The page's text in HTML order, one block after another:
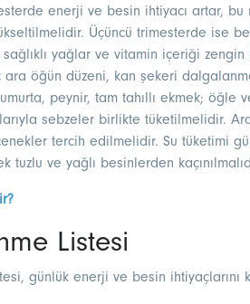
enerji ve besin ihtiyacı artar,
Üçüncü trimesterde ise
yağlar ve vitamin içeriği
öğün düzeni, kan şekeri
peynir, tam tahıllı ekmek; öğle
sebzeler birlikte tüketilmelidir.
tercih edilmelidir. Su tüketimi
tuzlu ve yağlı besinlerden
Listesi
günlük enerji ve besin ihtiyaçlarını